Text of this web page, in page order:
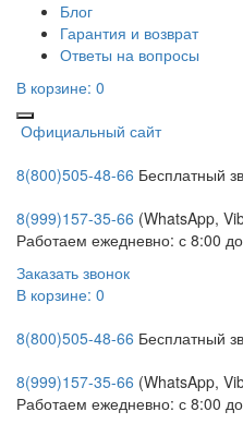
Блог
Гарантия и возврат
Ответы на вопросы
В корзине: 0
Официальный сайт
8(800)505-48-66 Бесплатный
8(999)157-35-66 (WhatsApp,
Работаем ежедневно: с 8:00
Заказать звонок
В корзине: 0
8(800)505-48-66 Бесплатный
8(999)157-35-66 (WhatsApp,
Работаем ежедневно: с 8:00